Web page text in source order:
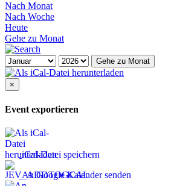
Nach Monat
Nach Woche
Heute
Gehe zu Monat
Gehe zu Monat
×
Event exportieren
iCal-Datei speichern
An Google Kalender senden